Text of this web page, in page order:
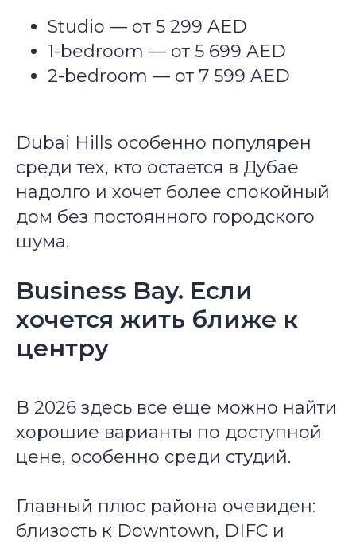
Studio — от 5 299 AED
1-bedroom — от 5 699 AED
2-bedroom — от 7 599 AED
Dubai Hills особенно популярен
среди тех, кто остается в Дубае
надолго и хочет более спокойный
дом без постоянного городского
шума.
Business Bay. Если
хочется жить ближе к
центру
В 2026 здесь все еще можно найти
хорошие варианты по доступной
цене, особенно среди студий.
Главный плюс района очевиден:
близость к Downtown, DIFC и